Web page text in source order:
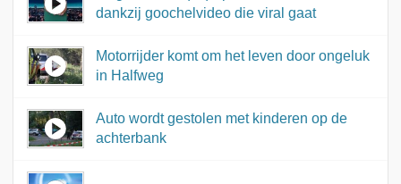
dankzij goochelvideo die viral gaat
Motorrijder komt om het leven door ongeluk
in Halfweg
Auto wordt gestolen met kinderen op de
achterbank